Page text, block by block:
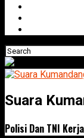
Suara
Polisi Dan TNI